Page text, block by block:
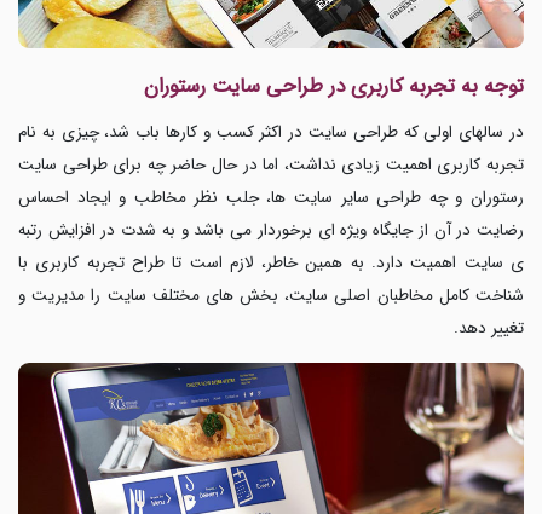
توجه به تجربه کاربری در طراحی سایت رستوران
در سالهای اولی که طراحی سایت در اکثر کسب و کارها باب شد، چیزی به نام
تجربه کاربری اهمیت زیادی نداشت، اما در حال حاضر چه برای طراحی سایت
رستوران و چه طراحی سایر سایت ها، جلب نظر مخاطب و ایجاد احساس
رضایت در آن از جایگاه ویژه ای برخوردار می باشد و به شدت در افزایش رتبه
ی سایت اهمیت دارد. به همین خاطر، لازم است تا طراح تجربه کاربری با
شناخت کامل مخاطبان اصلی سایت، بخش های مختلف سایت را مدیریت و
تغییر دهد.